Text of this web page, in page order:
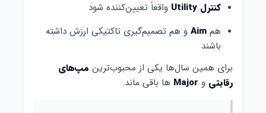
کنترل Utility
واقعاً تعیین‌کننده شود
هم Aim و هم تصمیم‌گیری تاکتیکی ارزش داشته
باشند
برای همین سال‌ها یکی از محبوب‌ترین مپ‌های
رقابتی و Major ها باقی ماند.